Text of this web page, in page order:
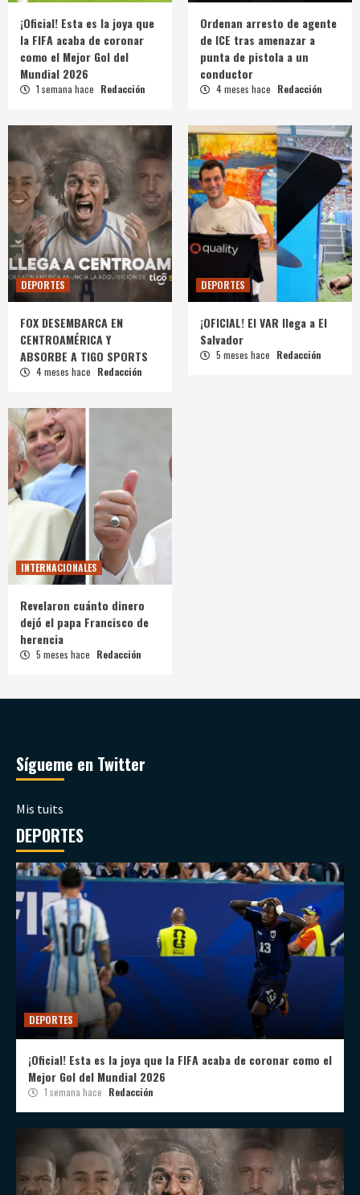
¡Oficial! Esta es la joya que
la FIFA acaba de coronar
como el Mejor Gol del
Mundial 2026
1 semana hace Redacción
Ordenan arresto de agente
de ICE tras amenazar a
punta de pistola a un
conductor
4 meses hace Redacción
DEPORTES
FOX DESEMBARCA EN
CENTROAMÉRICA Y
ABSORBE A TIGO SPORTS
4 meses hace Redacción
DEPORTES
¡OFICIAL! El VAR llega a El
Salvador
5 meses hace Redacción
INTERNACIONALES
Revelaron cuánto dinero
dejó el papa Francisco de
herencia
5 meses hace Redacción
Sígueme en Twitter
Mis tuits
DEPORTES
DEPORTES
¡Oficial! Esta es la joya que la FIFA acaba de coronar como el
Mejor Gol del Mundial 2026
1 semana hace Redacción